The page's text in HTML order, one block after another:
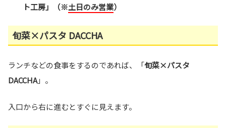
ト工房」（※土日のみ営業）
旬菜×パスタ DACCHA
ランチなどの食事をするのであれば、「旬菜×パスタ
DACCHA」。
入口から右に進むとすぐに見えます。